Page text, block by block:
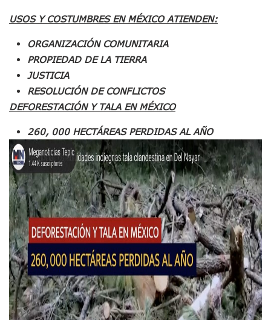
Vecinos De La Playita Reciben A Juan Carlos Castro
Asesinan En Oaxaca Al Periodista Francisco Alejandro
Detienen A Cuatro Hombres Armados En Bucerías;
Yussara Canales Pide Transparencia Sobre Nuevo
Mujeres Recorren Calles De Ixtapa Para Identificar
Bruno Blancas Convoca A Mesa De Análisis Para La
Videos De Presunto Convoy Armado Desatan Operativo
Playa Las Cocinas: Retiran Concesión Y Anuncian Plan De
Dr. Álvarez Zayas Dirige Plan De Salud Animal Y
Por Desaparición Forzada, Expolicías De Nayarit
“El Mayo” Zambada Es Condenado A Morir En Prisión En
Orgullo Vallartense: Zhoemí Luévanos Competirá En El
Brigada Forense Brindará Atención A Familias De
Vecinos De Vallarta 500 Exponen Queja De Vialidades A
Pelea De Extranjera Durante Función De “La Odisea” En
Joven Esgrimista De Puerto Vallarta Asegura Lugar En El
Llegan Camiones “oruga” A Puerto Vallarta Con
Coordinan Operativo Para Las Tradicionales Paseadas
Monzón Mexicano Causará Lluvias Muy Fuertes En
Acusado De Homicidio En El Tuito Permanecerá Un Año
Descartan Riesgo De Tsunami Para Puerto Vallarta Tras
USOS Y COSTUMBRES EN MÉXICO ATIENDEN:
ORGANIZACIÓN COMUNITARIA
PROPIEDAD DE LA TIERRA
JUSTICIA
RESOLUCIÓN DE CONFLICTOS
DEFORESTACIÓN Y TALA EN MÉXICO
260, 000 HECTÁREAS PERDIDAS AL AÑO